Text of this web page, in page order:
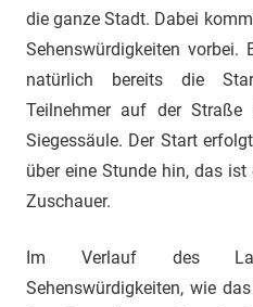
die ganze Stadt. Dabei
Sehenswürdigkeiten vorbei.
natürlich bereits die
Teilnehmer auf der
Siegessäule. Der Start
über eine Stunde hin, das
Zuschauer.
Im Verlauf des
Sehenswürdigkeiten, wie